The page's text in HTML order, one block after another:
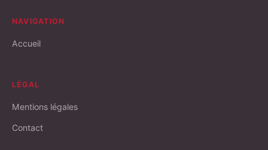
NAVIGATION
Accueil
LÉGAL
Mentions légales
Contact